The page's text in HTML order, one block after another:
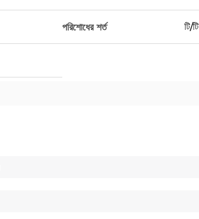
পরিশোধের শর্ত টি/টি